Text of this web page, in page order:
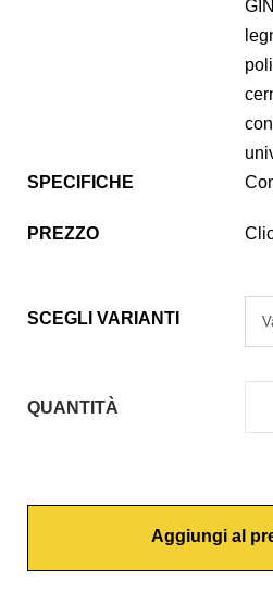
SPECIFICHE
PREZZO
SCEGLI VARIANTI
QUANTITÀ
C
R
W
Aggiungi al